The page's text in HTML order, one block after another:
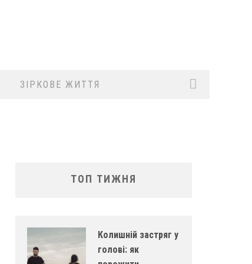
ЗІРКОВЕ ЖИТТЯ
ТОП ТИЖНЯ
Колишній застряг у
голові: як